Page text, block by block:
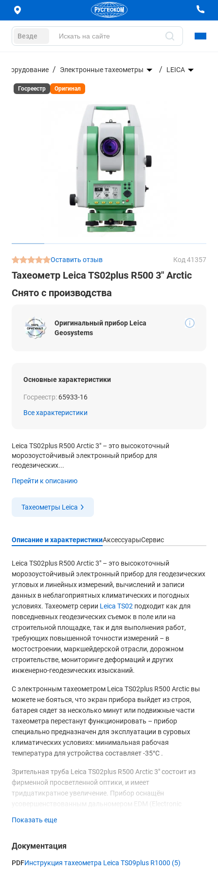
Везде
оборудование Электронные тахеометры LEICA
Госреестр Оригинал
Оставить отзыв Код 41357
Тахеометр Leica TS02plus R500 3" Arctic
Снято с производства
Оригинальный прибор Leica
Geosystems
Основные характеристики
Госреестр: 65933-16
Все характеристики
Leica TS02plus R500 Arctic 3" – это высокоточный
морозоустойчивый электронный прибор для
геодезических...
Перейти к описанию
Тахеометры Leica
Описание и характеристикиАксессуарыСервис
Leica TS02plus R500 Arctic 3" – это высокоточный
морозоустойчивый электронный прибор для геодезических
угловых и линейных измерений, вычислений и записи
данных в неблагоприятных климатических и погодных
условиях. Тахеометр серии Leica TS02 подходит как для
повседневных геодезических съемок в поле или на
строительной площадке, так и для выполнения работ,
требующих повышенной точности измерений – в
мостостроении, маркшейдерской отрасли, дорожном
строительстве, мониторинге деформаций и других
инженерно-геодезических изысканий.
С электронным тахеометром Leica TS02plus R500 Arctic вы
можете не бояться, что экран прибора выйдет из строя,
батарея сядет за несколько минут или подвижные части
тахеометра перестанут функционировать – прибор
специально предназначен для эксплуатации в суровых
климатических условиях: минимальная рабочая
температура для устройства составляет -35°C .
Зрительная труба Leica TS02plus R500 Arctic 3" состоит из
фирменной просветленной оптики, и имеет
тридцатикратное увеличение. Прибор оснащён
усовершенствованным дальномером EDM (Electronic
отражателя на расстоянии до 500 метров с линейной
призмы типа GR1 дальность измерений может достигать
Показать еще
Документация
PDFИнструкция тахеометра Leica TS09plus R1000 (5)